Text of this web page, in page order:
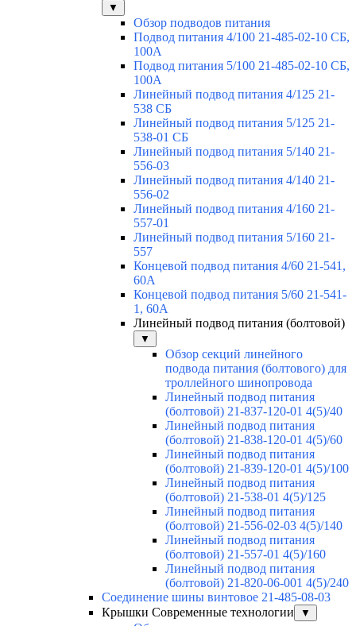
▼
Обзор подводов питания
Подвод питания 4/100 21-485-02-10 СБ,
100А
Подвод питания 5/100 21-485-02-10 СБ,
100А
Линейный подвод питания 4/125 21-
538 СБ
Линейный подвод питания 5/125 21-
538-01 СБ
Линейный подвод питания 5/140 21-
556-03
Линейный подвод питания 4/140 21-
556-02
Линейный подвод питания 4/160 21-
557-01
Линейный подвод питания 5/160 21-
557
Концевой подвод питания 4/60 21-541,
60А
Концевой подвод питания 5/60 21-541-
1, 60А
Линейный подвод питания (болтовой)
▼
Обзор секций линейного
подвода питания (болтового) для
троллейного шинопровода
Линейный подвод питания
(болтовой) 21-837-120-01 4(5)/40
Линейный подвод питания
(болтовой) 21-838-120-01 4(5)/60
Линейный подвод питания
(болтовой) 21-839-120-01 4(5)/100
Линейный подвод питания
(болтовой) 21-538-01 4(5)/125
Линейный подвод питания
(болтовой) 21-556-02-03 4(5)/140
Линейный подвод питания
(болтовой) 21-557-01 4(5)/160
Линейный подвод питания
(болтовой) 21-820-06-001 4(5)/240
Соединение шины винтовое 21-485-08-03
Крышки Современные технологии
▼